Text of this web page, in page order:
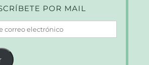
POR MAIL